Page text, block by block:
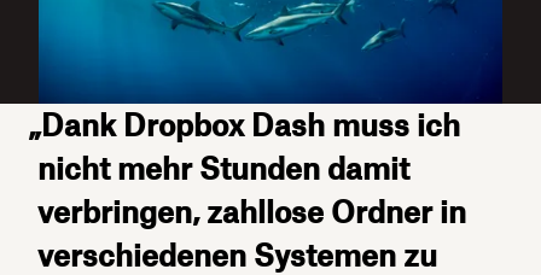
„Dank Dropbox Dash muss ich
nicht mehr Stunden damit
verbringen, zahllose Ordner in
verschiedenen Systemen zu